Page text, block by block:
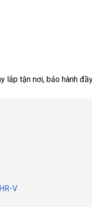
lắp tận nơi, bảo hành
V